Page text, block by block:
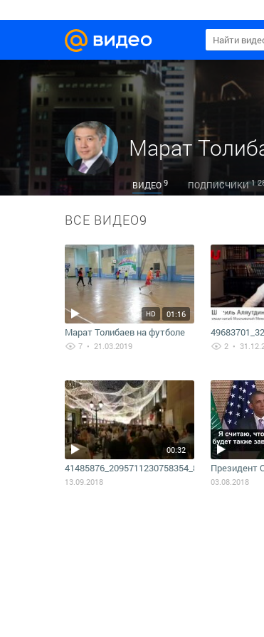
Марат
ВИДЕО 9 ПОДПИСЧИКИ 1
ВСЕ ВИДЕО9
01:16
HD
Марат Толибаев на футболе
7 • 21.03.2019 2 •
00:32
13.09.2018
Президент
03.08.2018